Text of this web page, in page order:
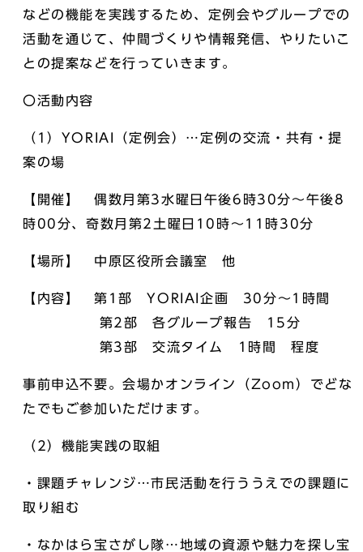
などの機能を実践するため、定例会やグループでの
活動を通じて、仲間づくりや情報発信、やりたいこ
との提案などを行っていきます。
〇活動内容
（1）YORIAI（定例会）…定例の交流・共有・提
案の場
【開催】 偶数月第3水曜日午後6時30分～午後8
時00分、奇数月第2土曜日10時～11時30分
【場所】 中原区役所会議室 他
【内容】 第1部 YORIAI企画 30分～1時間
第2部 各グループ報告 15分
第3部 交流タイム 1時間 程度
事前申込不要。会場かオンライン（Zoom）でどな
たでもご参加いただけます。
（2）機能実践の取組
・課題チャレンジ…市民活動を行ううえでの課題に
取り組む
・なかはら宝さがし隊…地域の資源や魅力を探し宝